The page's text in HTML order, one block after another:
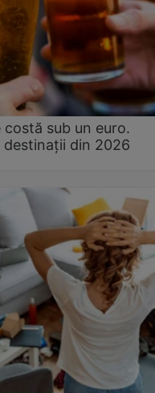
sub un euro.
destinații din 2026